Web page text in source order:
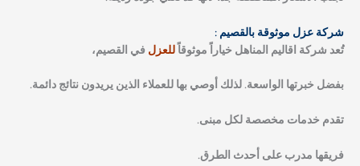
شركة عزل موثوقة بالقصيم :
تُعد شركة اقاليم المناهل خياراً موثوقاًللعزلفي القصيم،
بفضل خبرتها الواسعة. لذلك أوصي بها للعملاء الذين يريدون نتائج دائمة.
تقدم خدمات مخصصة لكل مبنى.
فريقها مدرب على أحدث الطرق.